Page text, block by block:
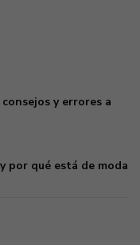
y errores a
por qué está de moda